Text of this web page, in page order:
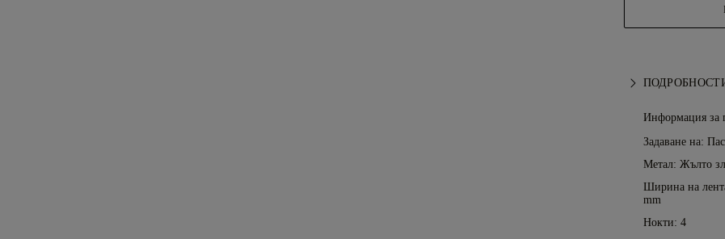
Информация за
Задаване на:
Метал: Жълто
Ширина на
mm
Нокти: 4